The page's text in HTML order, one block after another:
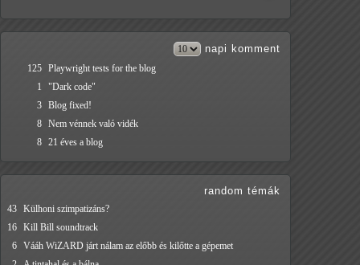
napi komment
125 Playwright tests for the blog
1
"Dark code"
3 Blog fixed!
8 Nem vénnek való vidék
8 21 éves a blog
random témák
43 Külhoni szimpatizáns?
16 Kill Bill soundtrack
6 Vááh WiZARD járt nálam az előbb és kilőtte a gépemet